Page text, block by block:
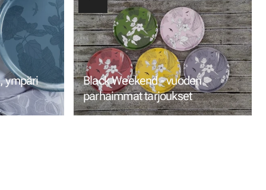
ympäri
Black Weekend - vuoden
parhaimmat tarjoukset